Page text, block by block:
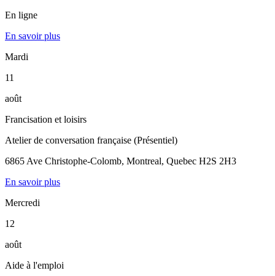
En ligne
En savoir plus
Mardi
11
août
Francisation et loisirs
Atelier de conversation française (Présentiel)
6865 Ave Christophe-Colomb, Montreal, Quebec H2S 2H3
En savoir plus
Mercredi
12
août
Aide à l'emploi